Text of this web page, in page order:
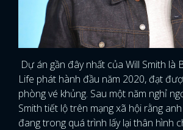
Dự án gần đây nhất của Will Smith là
Life phát hành đầu năm 2020, đạt
phòng vé khủng. Sau một năm nghỉ
Smith tiết lộ trên mạng xã hội rằng
đang trong quá trình lấy lại thân hình